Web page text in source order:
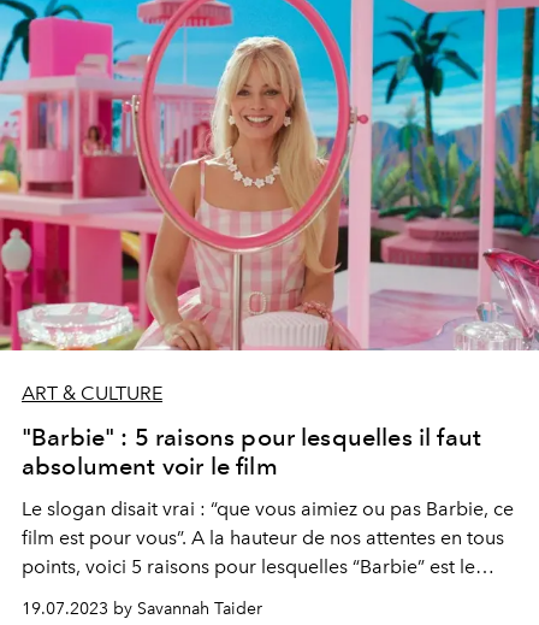
ART & CULTURE
"Barbie" : 5 raisons pour lesquelles il faut
absolument voir le film
Le slogan disait vrai : “que vous aimiez ou pas Barbie, ce
film est pour vous”. A la hauteur de nos attentes en tous
points, voici 5 raisons pour lesquelles “Barbie” est le
blockbuster (féministe) de l'été. A voir absolument.
19.07.2023 by Savannah Taider